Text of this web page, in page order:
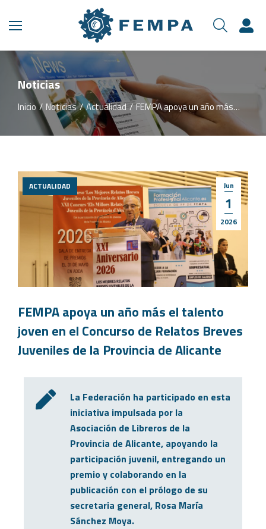
Noticias
Estás aquí:
Inicio Noticias Actualidad FEMPA apoya un año más…
Jun
1
2026
ACTUALIDAD
FEMPA apoya un año más el talento
joven en el Concurso de Relatos Breves
Juveniles de la Provincia de Alicante
La Federación ha participado en esta
iniciativa impulsada por la
Asociación de Libreros de la
Provincia de Alicante, apoyando la
participación juvenil, entregando un
premio y colaborando en la
publicación con el prólogo de su
secretaria general, Rosa María
Sánchez Moya.